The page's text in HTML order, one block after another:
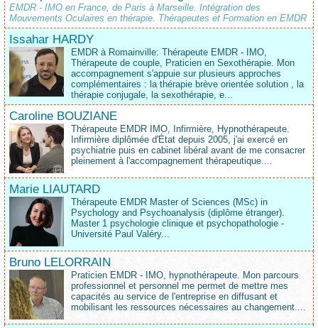
EMDR - IMO en France, de Paris à Marseille. Intégration des
Mouvements Oculaires en thérapie. Thérapeutes et Formation en EMDR
Issahar HARDY
EMDR à Romainville: Thérapeute EMDR - IMO,
Thérapeute de couple, Praticien en Sexothérapie. Mon
accompagnement s'appuie sur plusieurs approches
complémentaires : la thérapie brève orientée solution , la
thérapie conjugale, la sexothérapie, e...
Caroline BOUZIANE
Thérapeute EMDR IMO, Infirmière, Hypnothérapeute.
Infirmière diplômée d'État depuis 2005, j'ai exercé en
psychiatrie puis en cabinet libéral avant de me consacrer
pleinement à l'accompagnement thérapeutique....
Marie LIAUTARD
Thérapeute EMDR Master of Sciences (MSc) in
Psychology and Psychoanalysis (diplôme étranger).
Master 1 psychologie clinique et psychopathologie -
Université Paul Valéry...
Bruno LELORRAIN
Praticien EMDR - IMO, hypnothérapeute. Mon parcours
professionnel et personnel me permet de mettre mes
capacités au service de l'entreprise en diffusant et
mobilisant les ressources nécessaires au changement....